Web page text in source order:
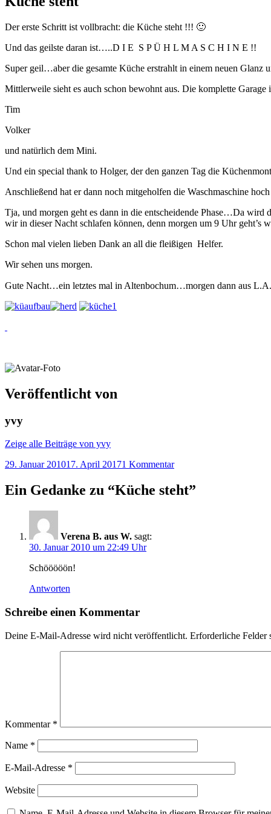
Der erste Schritt ist vollbracht: die Küche steht !!! 🙂
Und das geilste daran ist…..D I E S P Ü H L M A S C H I N E !!
Super geil…aber die gesamte Küche erstrahlt in einem neuen
Mittlerweile sieht es auch schon bewohnt aus. Die komplette
Tim
Volker
und natürlich dem Mini.
Und ein special thank to Holger, der den ganzen Tag die
Anschließend hat er dann noch mitgeholfen die Waschmaschine
Tja, und morgen geht es dann in die entscheidende Phase…Da wird
wir in dieser Nacht schlafen können, denn morgen um 9 Uhr geht’s
Schon mal vielen lieben Dank an all die fleißigen Helfer.
Wir sehen uns morgen.
Gute Nacht…ein letztes mal in Altenbochum…morgen dann aus
Veröffentlicht von
yvy
Zeige alle Beiträge von yvy
29. Januar 201017. April 20171 Kommentar
Ein Gedanke zu “Küche steht”
Verena B. aus W. sagt:
30. Januar 2010 um 22:49 Uhr
Schööööön!
Antworten
Schreibe einen Kommentar
Deine E-Mail-Adresse wird nicht veröffentlicht. Erforderliche Felder
Kommentar *
Name *
E-Mail-Adresse *
Website